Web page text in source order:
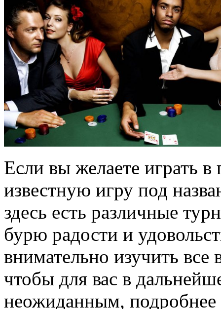
Если вы желаете играть
известную игру под
здесь есть различные
бурю радости и
внимательно изучить
чтобы для вас в
неожиданным, подробнее